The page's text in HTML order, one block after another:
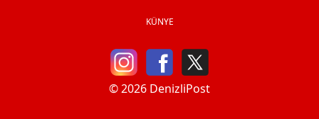
KÜNYE
© 2026 DenizliPost